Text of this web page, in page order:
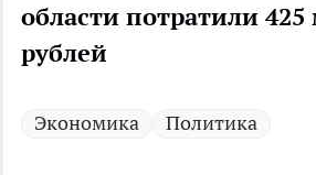
области потратили
рублей
Экономика Политика